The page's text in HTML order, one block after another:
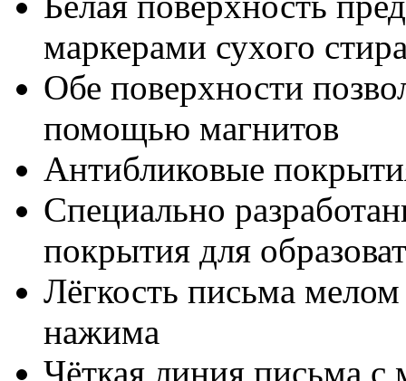
маркерами сухого
Обе поверхности
помощью магнитов
Антибликовые
Специально
покрытия для
Лёгкость письма
нажима
Чёткая линия письма